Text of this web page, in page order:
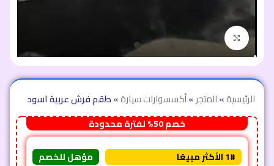
اضغط للتكبير
الرئيسية»المتجر»أكسسوارات سيارة»طقم فرش عربية اسود
خصم 50% لفترة محدودة
1# الأكثر مبيعًا مؤهل للخصم